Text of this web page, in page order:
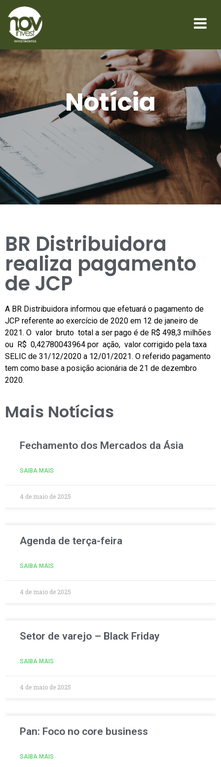
Notícia
BR Distribuidora
realiza pagamento
de JCP
A BR Distribuidora informou que efetuará o pagamento de
JCP referente ao exercício de 2020 em 12 de janeiro de
2021. O valor bruto total a ser pago é de R$ 498,3 milhões
ou R$ 0,42780043964 por ação, valor corrigido pela taxa
SELIC de 31/12/2020 a 12/01/2021. O referido pagamento
tem como base a posição acionária de 21 de dezembro
2020.
Mais Notícias
Fechamento dos Mercados da Ásia
SAIBA MAIS
4 de maio de 2025
Agenda de terça-feira
SAIBA MAIS
4 de maio de 2025
Setor de varejo – Black Friday
SAIBA MAIS
4 de maio de 2025
Pan: Foco no core business
SAIBA MAIS